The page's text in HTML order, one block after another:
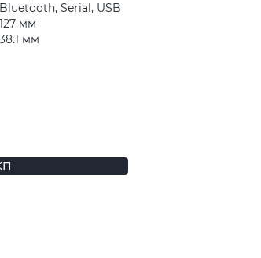
Bluetooth, Serial, USB
127 мм
38.1 мм